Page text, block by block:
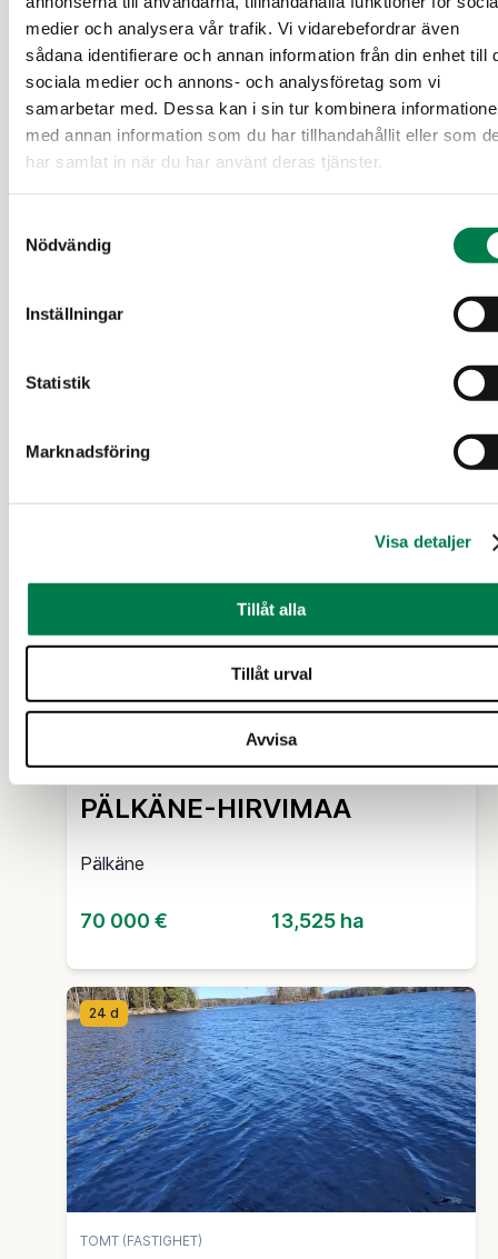
medier och analysera vår trafik. Vi vidarebefordrar även
sådana identifierare och annan information från din enhet till
sociala medier och annons- och analysföretag som vi
samarbetar med. Dessa kan i sin tur kombinera
med annan information som du har tillhandahållit eller som
har samlat in när du har använt deras tjänster.
Nödvändig
Inställningar
Statistik
Marknadsföring
Visa detaljer
Tillåt alla
Tillåt urval
Avvisa
ALI-MATTILA
Pälkäne
PÄLKÄNE-HIRVIMAA
Pälkäne
70 000 € 13,525 ha
24 d
TOMT (FASTIGHET)